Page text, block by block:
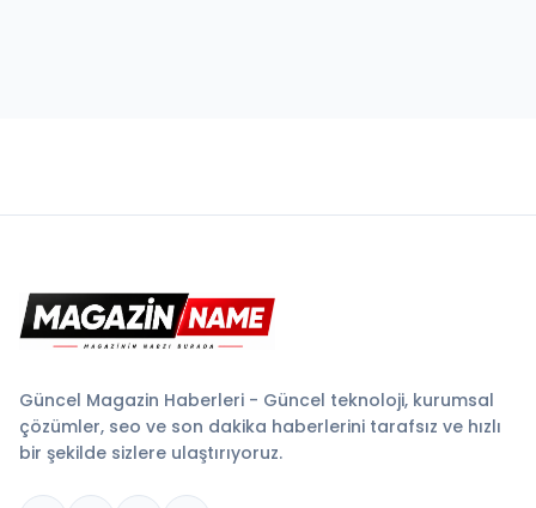
Güncel Magazin Haberleri - Güncel teknoloji, kurumsal
çözümler, seo ve son dakika haberlerini tarafsız ve hızlı
bir şekilde sizlere ulaştırıyoruz.